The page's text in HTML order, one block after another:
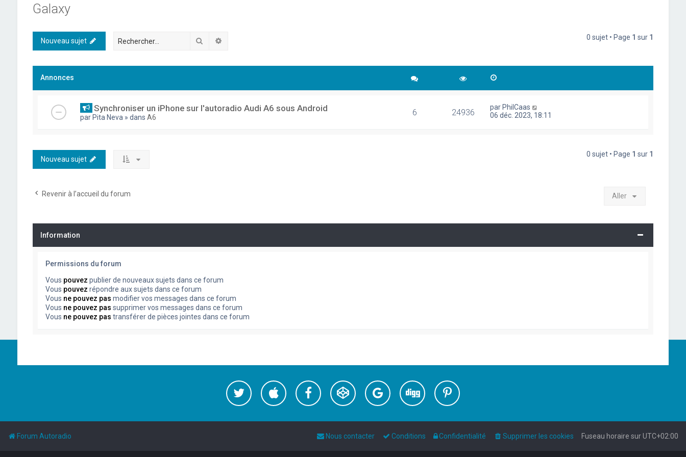
Galaxy
Nouveau sujet Rechercher 0 sujet • Page 1 sur 1
Annonces
Synchroniser un iPhone sur l'autoradio Audi A6 sous Android
par Pita Neva » dans A6 6 24936 par PhilCaas
06 déc. 2023, 18:11
Nouveau sujet
0 sujet • Page 1 sur 1
Revenir à l’accueil du forum Aller
Information
Permissions du forum
Vous pouvez publier de nouveaux sujets dans ce forum
Vous pouvez répondre aux sujets dans ce forum
Vous ne pouvez pas modifier vos messages dans ce forum
Vous ne pouvez pas supprimer vos messages dans ce forum
Vous ne pouvez pas transférer de pièces jointes dans ce forum
Forum Autoradio Fuseau horaire surUTC+02:00
Supprimer les cookies
Confidentialité
Conditions
Nous contacter